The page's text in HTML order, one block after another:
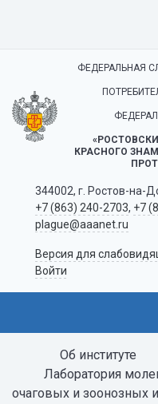
ФЕДЕРАЛЬНАЯ
КРАСНОГО
344002, г. Ростов-на-
+7 (863) 240-2703, +7
plague@aaanet.ru
Версия для
Войти
Об институте
Лаборатория
очаговых и зоонозных